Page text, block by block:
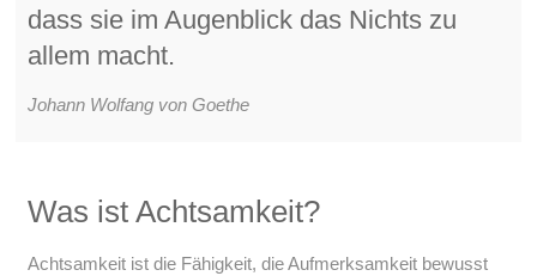
dass sie im Augenblick das Nichts zu
allem macht.
Johann Wolfang von Goethe
Was ist Achtsamkeit?
Achtsamkeit ist die Fähigkeit, die Aufmerksamkeit bewusst